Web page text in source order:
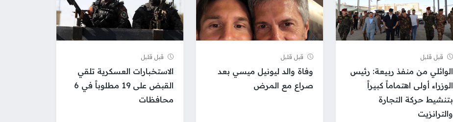
قبل قلیل
الوائلي من منفذ ربيعة: رئيس
الوزراء أولى اهتماماً كبيراً
بتنشيط حركة التجارة
والترانزيت
قبل قلیل
وفاة والد ليونيل ميسي بعد
صراع مع المرض
قبل قلیل
الاستخبارات العسكرية تلقي
القبض على 19 مطلوباً في 6
محافظات